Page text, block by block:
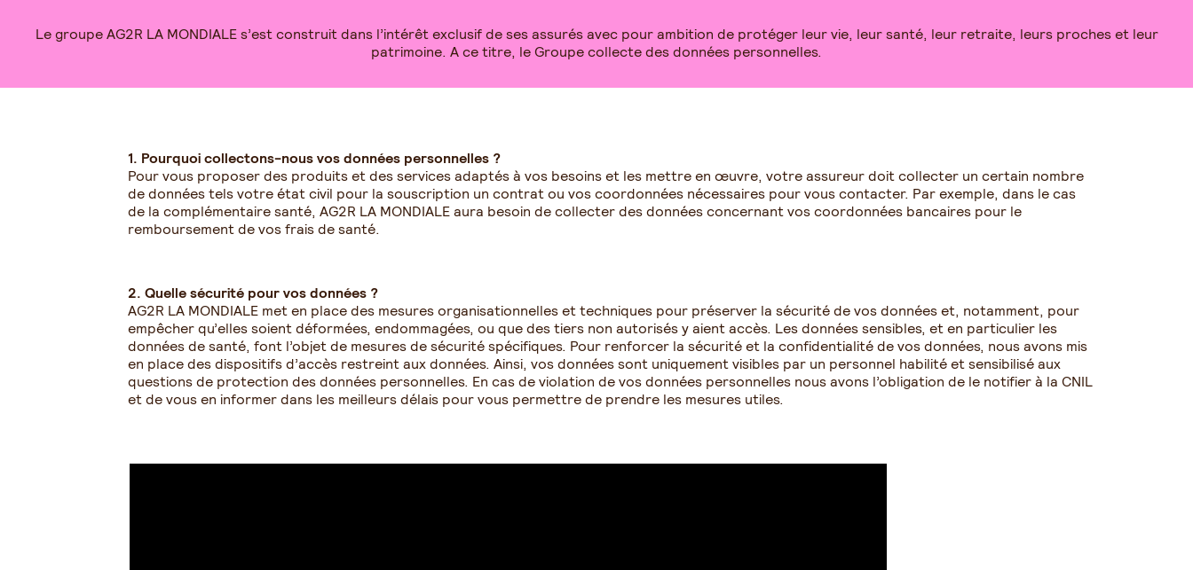
Le groupe AG2R LA MONDIALE s’est construit dans l’intérêt exclusif de ses assurés avec pour ambition de protéger leur vie, leur santé, leur retraite, leurs proches et leur
patrimoine. A ce titre, le Groupe collecte des données personnelles.
1. Pourquoi collectons-nous vos données personnelles ?
Pour vous proposer des produits et des services adaptés à vos besoins et les mettre en œuvre, votre assureur doit collecter un certain nombre
de données tels votre état civil pour la souscription un contrat ou vos coordonnées nécessaires pour vous contacter. Par exemple, dans le cas
de la complémentaire santé, AG2R LA MONDIALE aura besoin de collecter des données concernant vos coordonnées bancaires pour le
remboursement de vos frais de santé.
2. Quelle sécurité pour vos données ?
AG2R LA MONDIALE met en place des mesures organisationnelles et techniques pour préserver la sécurité de vos données et, notamment, pour
empêcher qu’elles soient déformées, endommagées, ou que des tiers non autorisés y aient accès. Les données sensibles, et en particulier les
données de santé, font l’objet de mesures de sécurité spécifiques. Pour renforcer la sécurité et la confidentialité de vos données, nous avons mis
en place des dispositifs d’accès restreint aux données. Ainsi, vos données sont uniquement visibles par un personnel habilité et sensibilisé aux
questions de protection des données personnelles. En cas de violation de vos données personnelles nous avons l’obligation de le notifier à la CNIL
et de vous en informer dans les meilleurs délais pour vous permettre de prendre les mesures utiles.